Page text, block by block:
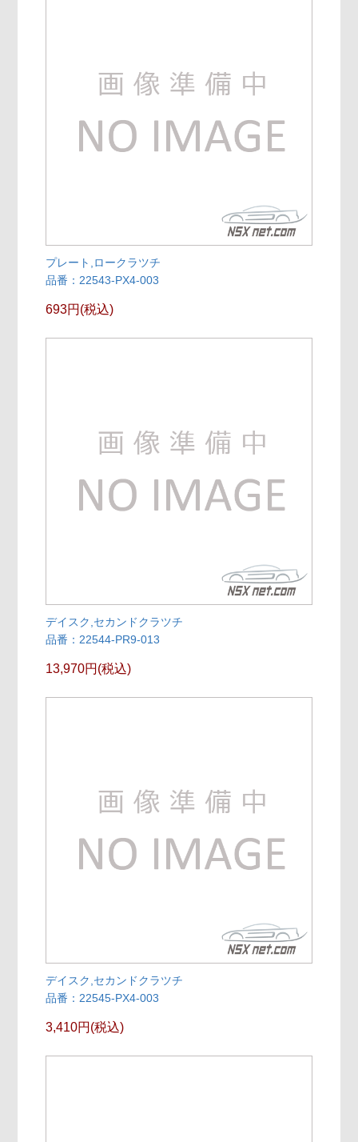
プレート,ロークラツチ
品番：22543-PX4-003
693円(税込)
デイスク,セカンドクラツチ
品番：22544-PR9-013
13,970円(税込)
デイスク,セカンドクラツチ
品番：22545-PX4-003
3,410円(税込)